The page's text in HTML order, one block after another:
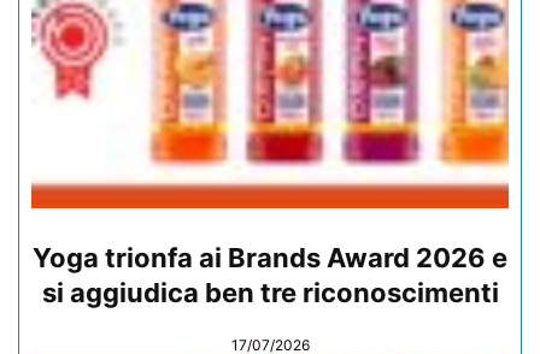
Yoga trionfa ai Brands Award 2026 e
si aggiudica ben tre riconoscimenti
17/07/2026